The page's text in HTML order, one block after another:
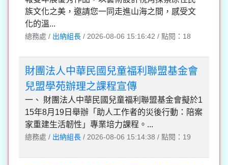
族文化之美，邀請您一同走進山海之間，感受文
化的溫...
總務處 / 出納組長 / 2026-08-06 15:16:42 / 點閱：18
財團法人中華民國兒童福利聯盟基金會
兒盟學苑辦理之課程宣傳
一、 財團法人中華民國兒童福利聯盟基金會擬於1
15年8月19日舉辦「助人工作者的災後行動：陪案
家重建生活韌性」專業培力課程。...
總務處 / 出納組長 / 2026-08-06 15:14:38 / 點閱：19